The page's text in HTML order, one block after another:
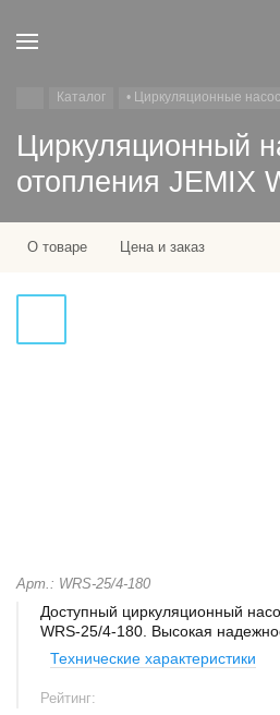
Каталог • Циркуляционные
Циркуляционный
отопления JEMIX
О товаре Цена и заказ
Арт.: WRS-25/4-180
Доступный циркуляционный
WRS-25/4-180. Высокая
Технические характеристики
Рейтинг: